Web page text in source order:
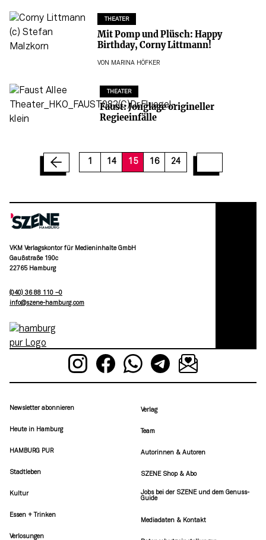
THEATER
Mit Pomp und Plüsch: Happy
Birthday, Corny Littmann!
VON MARINA HÖFKER
THEATER
Faust: Jonglage origineller
Regieeinfälle
1 14 15 16 24
21 23 24
VKM Verlagskontor für Medieninhalte GmbH
Gaußstraße 190c
22765 Hamburg
(040) 36 88 110 –0
moc.grubmah-enezs@ofni
Newsletter abonnieren
Heute in Hamburg
HAMBURG PUR
Stadtleben
Kultur
Essen + Trinken
Verlosungen
Verlag
Team
Autorinnen & Autoren
SZENE Shop & Abo
Jobs bei der SZENE und dem Genuss-
Guide
Mediadaten & Kontakt